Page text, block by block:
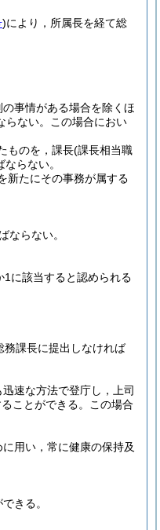
)により，所属長を経て総
事情がある場合を除くほ
ない。
この場合におい
ものを，課長(課長相当職
らない。
新たにその事務が属する
ならない。
に該当すると認められる
課長に提出しなければ
速な方法で登庁し，上司
ことができる。
この場合
用い，常に健康の保持及
きる。